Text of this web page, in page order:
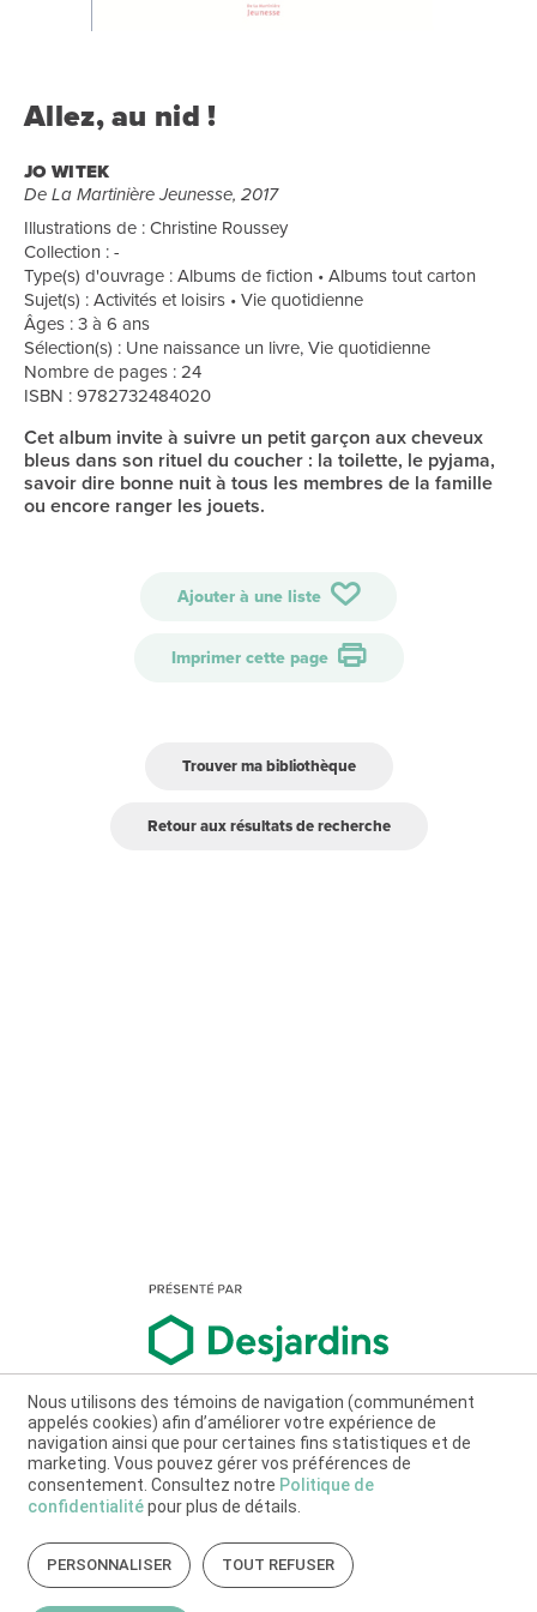
Allez, au nid !
JO WITEK
De La Martinière Jeunesse, 2017
Illustrations de : Christine Roussey
Collection : -
Type(s) d'ouvrage : Albums de fiction • Albums tout carton
Sujet(s) : Activités et loisirs • Vie quotidienne
Âges : 3 à 6 ans
Sélection(s) : Une naissance un livre, Vie quotidienne
Nombre de pages : 24
ISBN : 9782732484020
Cet album invite à suivre un petit garçon aux cheveux
bleus dans son rituel du coucher : la toilette, le pyjama,
savoir dire bonne nuit à tous les membres de la famille
ou encore ranger les jouets.
Ajouter à une liste
Imprimer cette page
Trouver ma bibliothèque
Retour aux résultats de recherche
Nous utilisons des témoins de navigation (communément
appelés cookies) afin d’améliorer votre expérience de
navigation ainsi que pour certaines fins statistiques et de
marketing. Vous pouvez gérer vos préférences de
consentement. Consultez notre Politique de
confidentialitépour plus de détails.
PERSONNALISER TOUT REFUSER